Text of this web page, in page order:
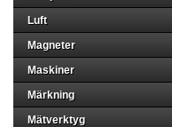
Luft
Magneter
Maskiner
Märkning
Mätverktyg